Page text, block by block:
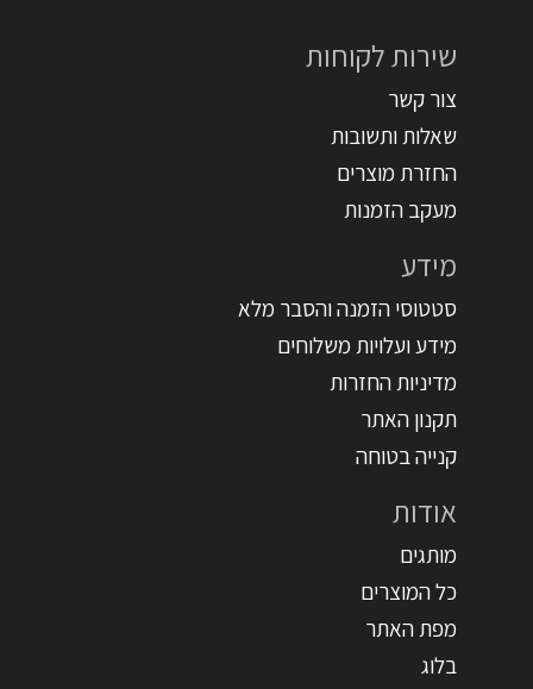
שירות לקוחות
צור קשר
שאלות ותשובות
החזרת מוצרים
מעקב הזמנות
מידע
סטטוסי הזמנה והסבר מלא
מידע ועלויות משלוחים
מדיניות החזרות
תקנון האתר
קנייה בטוחה
אודות
מותגים
כל המוצרים
מפת האתר
בלוג